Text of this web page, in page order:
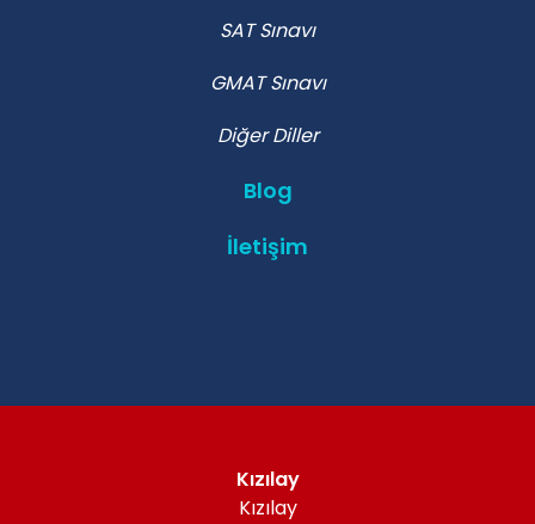
SAT Sınavı
GMAT Sınavı
Diğer Diller
Blog
İletişim
Kızılay
Kızılay